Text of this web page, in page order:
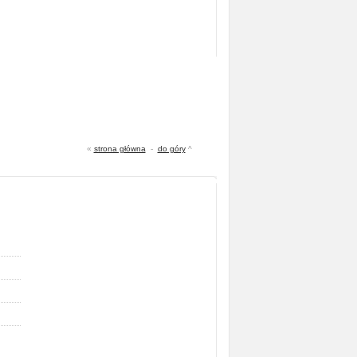
« strona główna - do góry^